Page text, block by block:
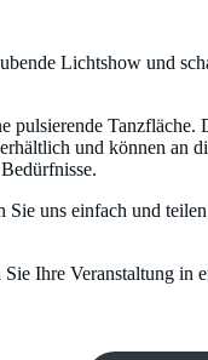
Lichtshow und
und können an
uns einfach und
Ihre Veranstaltung